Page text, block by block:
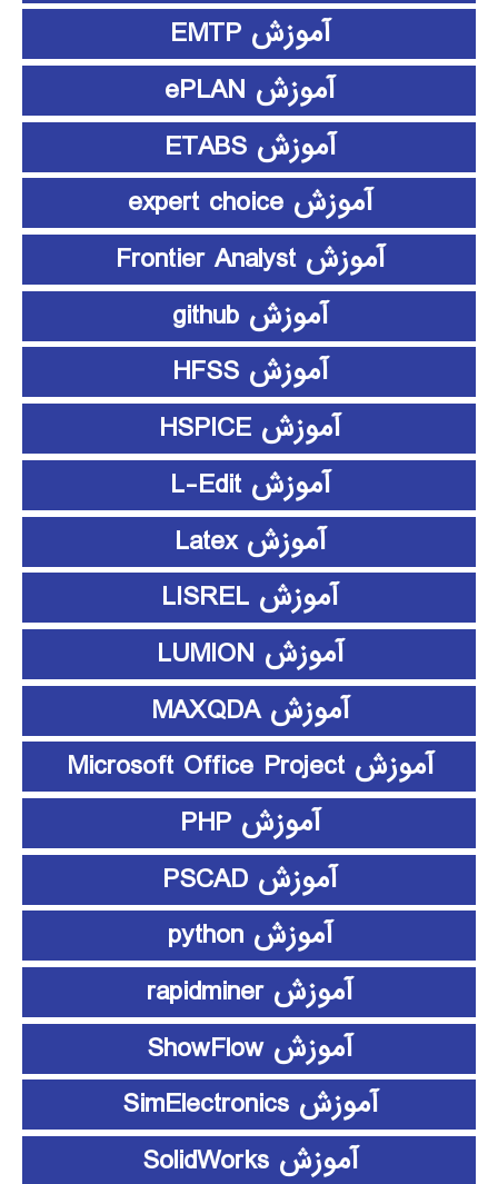
آموزش EMTP
آموزش ePLAN
آموزش ETABS
آموزش expert choice
آموزش Frontier Analyst
آموزش github
آموزش HFSS
آموزش HSPICE
آموزش L-Edit
آموزش Latex
آموزش LISREL
آموزش LUMION
آموزش MAXQDA
آموزش Microsoft Office Project
آموزش PHP
آموزش PSCAD
آموزش python
آموزش rapidminer
آموزش ShowFlow
آموزش SimElectronics
آموزش SolidWorks